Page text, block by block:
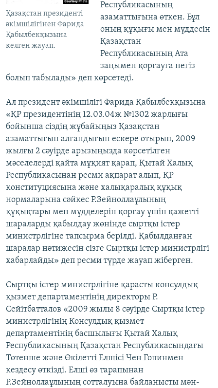
Қазақстан президенті
әкімшілігінен Фарида
Қабылбекқызына
келген жауап.
Республикасының
азаматтығына өткен. Бұл
оның құқығы мен мүддесін
Қазақстан
Республикасының Ата
заңымен қорғауға негіз
болып табылады» деп көрсетеді.
Ал президент әкімшілігі Фарида Қабылбекқызына
«ҚР президентінің 12.03.04ж №1302 жарлығы
бойынша сіздің жұбайыңыз Қазақстан
азаматтығын алғандығын ескере отырып, 2009
жылғы 2 сәуірде арызыңызда көрсетілген
мәселелерді қайта мұқият қарап, Қытай Халық
Республикасынан ресми ақпарат алып, ҚР
конституциясына және халықаралық құқық
нормаларына сәйкес Р.Зейноллаұлының
құқықтары мен мүдделерін қорғау үшін қажетті
шараларды қабылдау жөнінде сыртқы істер
министрлігіне тапсырма берілді. Қабылданған
шаралар нәтижесін сізге Сыртқы істер министрлігі
хабарлайды» деп ресми түрде жауап жіберген.
Сыртқы істер министрлігіне қарасты консулдық
қызмет департаментінің директоры Р.
Сейітбатталов «2009 жылы 8 сәуірде Сыртқы істер
министрлігінің Консулдық қызмет
департаментінің басшылығы Қытай Халық
Республикасының Қазақстан Республикасындағы
Төтенше және Өкілетті Елшісі Чен Гопинмен
кездесу өткізді. Елші өз тарапынан
Р.Зейноллаұлының сотталуына байланысты мән-